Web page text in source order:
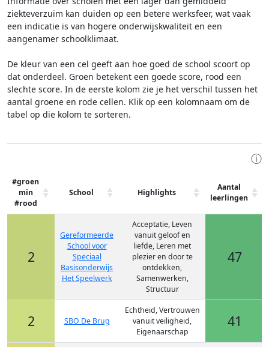
ziekteverzuim kan duiden op een betere werksfeer, wat vaak
een indicatie is van hogere onderwijskwaliteit en een
aangenamer schoolklimaat.
De kleur van een cel geeft aan hoe goed de school scoort op
dat onderdeel. Groen betekent een goede score, rood een
slechte score. In de eerste kolom zie je het verschil tussen het
aantal groene en rode cellen. Klik op een kolomnaam om de
tabel op die kolom te sorteren.
ⓘ
#groen
min
#rood
School Highlights
Aantal
leerlingen
2
Gereformeerde
School voor
Speciaal
Basisonderwijs
Het Speelwerk
Acceptatie, Leven
vanuit geloof en
liefde, Leren met
plezier en door te
ontdekken,
Samenwerken,
Structuur
47
2 SBO De Brug
Echtheid, Vertrouwen
vanuit veiligheid,
Eigenaarschap
41